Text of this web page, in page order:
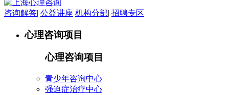
咨询解答| 公益讲座 机构分部| 招聘专区
心理咨询项目
心理咨询项目
青少年咨询中心
强迫症治疗中心